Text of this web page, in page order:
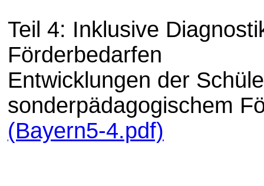
Teil 4: Inklusive
Förderbedarfen
Entwicklungen der
sonderpädagogischem
(Bayern5-4.pdf)